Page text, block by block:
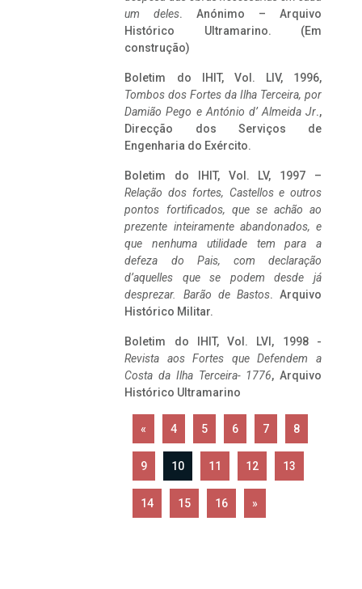
um deles. Anónimo – Arquivo
Histórico Ultramarino. (Em
construção)
Boletim do IHIT, Vol. LIV, 1996,
Tombos dos Fortes da Ilha Terceira, por
Damião Pego e António d’ Almeida Jr.,
Direcção dos Serviços de
Engenharia do Exército.
Boletim do IHIT, Vol. LV, 1997 –
Relação dos fortes, Castellos e outros
pontos fortificados, que se achão ao
prezente inteiramente abandonados, e
que nenhuma utilidade tem para a
defeza do Pais, com declaração
d’aquelles que se podem desde já
desprezar. Barão de Bastos. Arquivo
Histórico Militar.
Boletim do IHIT, Vol. LVI, 1998 -
Revista aos Fortes que Defendem a
Costa da Ilha Terceira- 1776, Arquivo
Histórico Ultramarino
« 4 5 6 7 8
9 10 11 12 13
14 15 16 »